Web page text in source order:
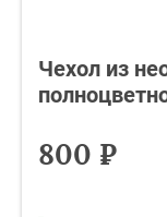
Чехол из
800 ₽